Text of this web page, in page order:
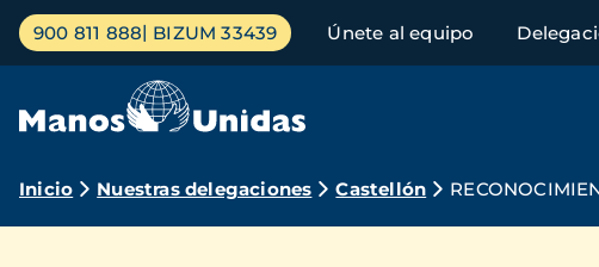
Pasar
contenido
Menú
principal
900 811 888 BIZUM 33439 Únete al equipo
Ruta
Inicio Nuestras delegaciones Castellón